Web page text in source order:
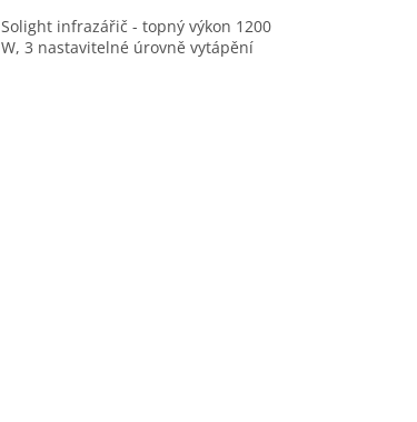
Solight infrazářič - topný výkon 1200
W, 3 nastavitelné úrovně vytápění